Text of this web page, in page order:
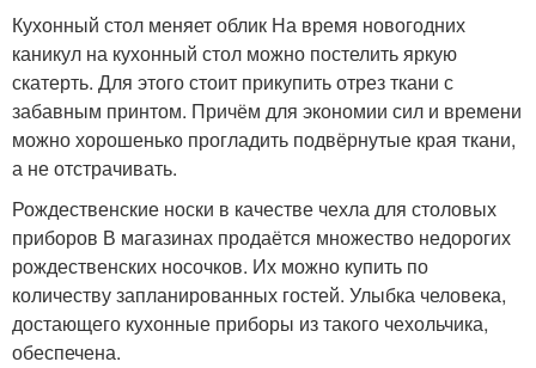
Кухонный стол меняет облик На время новогодних
каникул на кухонный стол можно постелить яркую
скатерть. Для этого стоит прикупить отрез ткани с
забавным принтом. Причём для экономии сил и времени
можно хорошенько прогладить подвёрнутые края ткани,
а не отстрачивать.
Рождественские носки в качестве чехла для столовых
приборов В магазинах продаётся множество недорогих
рождественских носочков. Их можно купить по
количеству запланированных гостей. Улыбка человека,
достающего кухонные приборы из такого чехольчика,
обеспечена.